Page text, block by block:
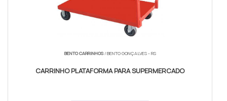
BENTO CARRINHOS/ BENTO GONÇALVES - RS
CARRINHO PLATAFORMA PARA SUPERMERCADO